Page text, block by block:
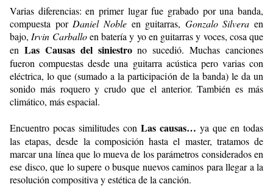
Varias diferencias: en primer lugar fue grabado por una banda,
compuesta porDaniel Nobleen guitarras, Gonzalo Silvera en
bajo,Irvin Carballoen batería y yo en guitarras y voces, cosa que
en Las Causas del siniestrono sucedió. Muchas canciones
fueron compuestas desde una guitarra acústica pero varias con
eléctrica, lo que (sumado a la participación de la banda) le da un
sonido más roquero y crudo que el anterior. También es más
climático, más espacial.
Encuentro pocas similitudes con Las causas… ya que en todas
las etapas, desde la composición hasta el master, tratamos de
marcar una línea que lo mueva de los parámetros considerados en
ese disco, que lo supere o busque nuevos caminos para llegar a la
resolución compositiva y estética de la canción.